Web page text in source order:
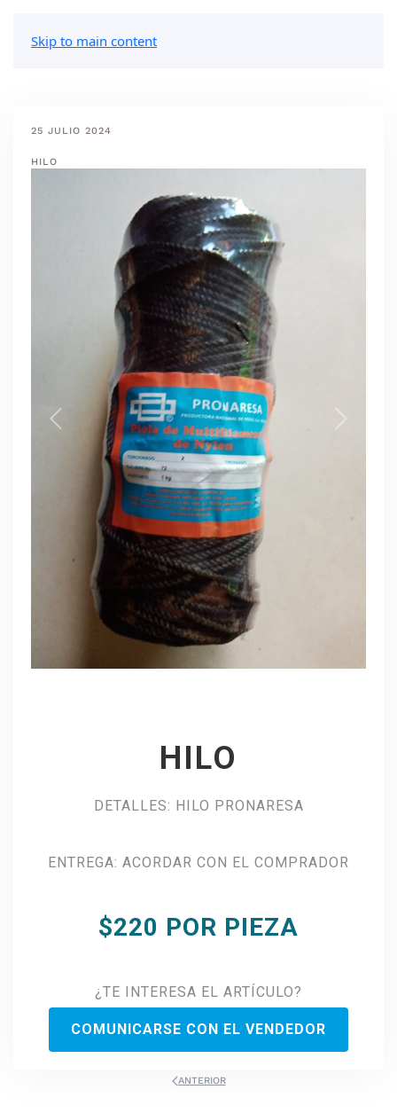
Skip to main content
25 JULIO 2024
HILO
ANTERIOR
HILO
DETALLES: HILO PRONARESA
ENTREGA: ACORDAR CON EL COMPRADOR
$220 POR PIEZA
¿TE INTERESA EL ARTÍCULO?
COMUNICARSE CON EL VENDEDOR
ANTERIOR